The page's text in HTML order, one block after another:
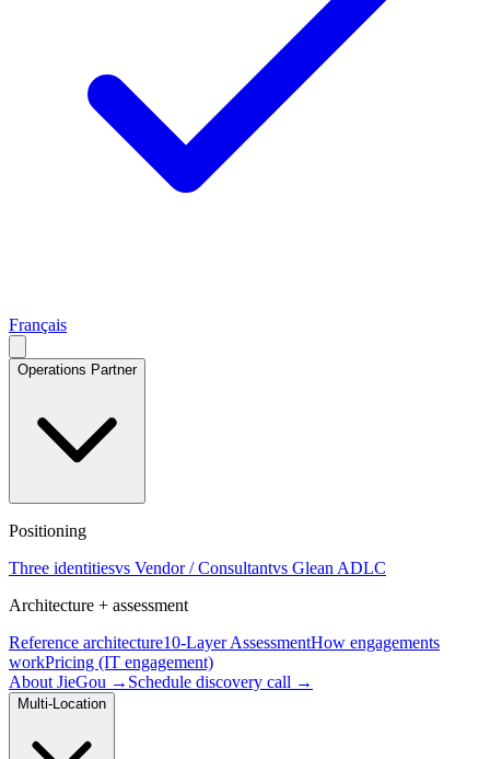
Français
Operations Partner
Positioning
Three identitiesvs Vendor / Consultantvs Glean ADLC
Architecture + assessment
Reference architecture10-Layer AssessmentHow engagements
workPricing (IT engagement)
About JieGou → Schedule discovery call →
Multi-Location